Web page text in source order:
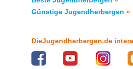
Günstige Jugendherbergen »
DieJugendherbergen.de